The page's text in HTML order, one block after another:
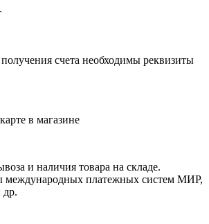
счета необходимы реквизиты
в магазине
и наличия товара на складе.
международных платежных систем МИР,
др.